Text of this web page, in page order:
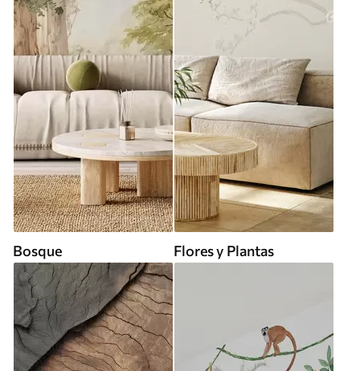
Bosque Flores y Plantas